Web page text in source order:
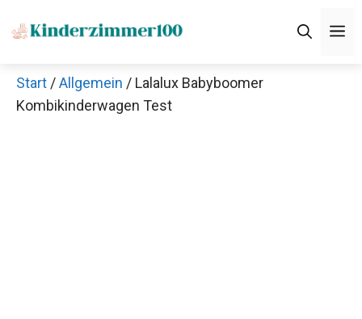
Inhalt
Start /Allgemein / Lalalux Babyboomer
Kombikinderwagen Test